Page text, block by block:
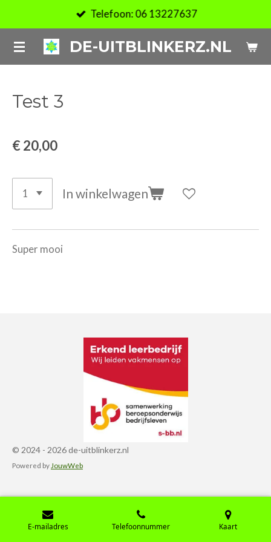
direct
naar
de
DE-UITBLINKERZ.NL
Telefoon: 06 13227637
Test 3
€ 20,00
In winkelwagen
Super mooi
© 2024 - 2026 de-uitblinkerz.nl
Powered by JouwWeb
E-mailadres Telefoonnummer Kaart